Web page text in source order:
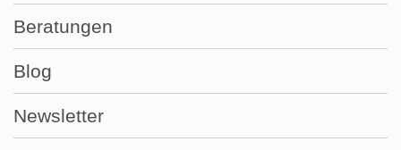
Beratungen
Blog
Newsletter